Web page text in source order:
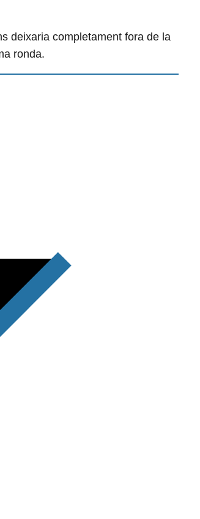
deixaria completament fora de la
ronda.